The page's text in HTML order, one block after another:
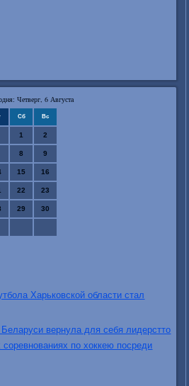
Четверг, 6 Августа
Сб Вс
1 2
8 9
15 16
22 23
29 30
Харьковской области стал
вернула для себя лидерстто
соревнованиях по хоккею посреди